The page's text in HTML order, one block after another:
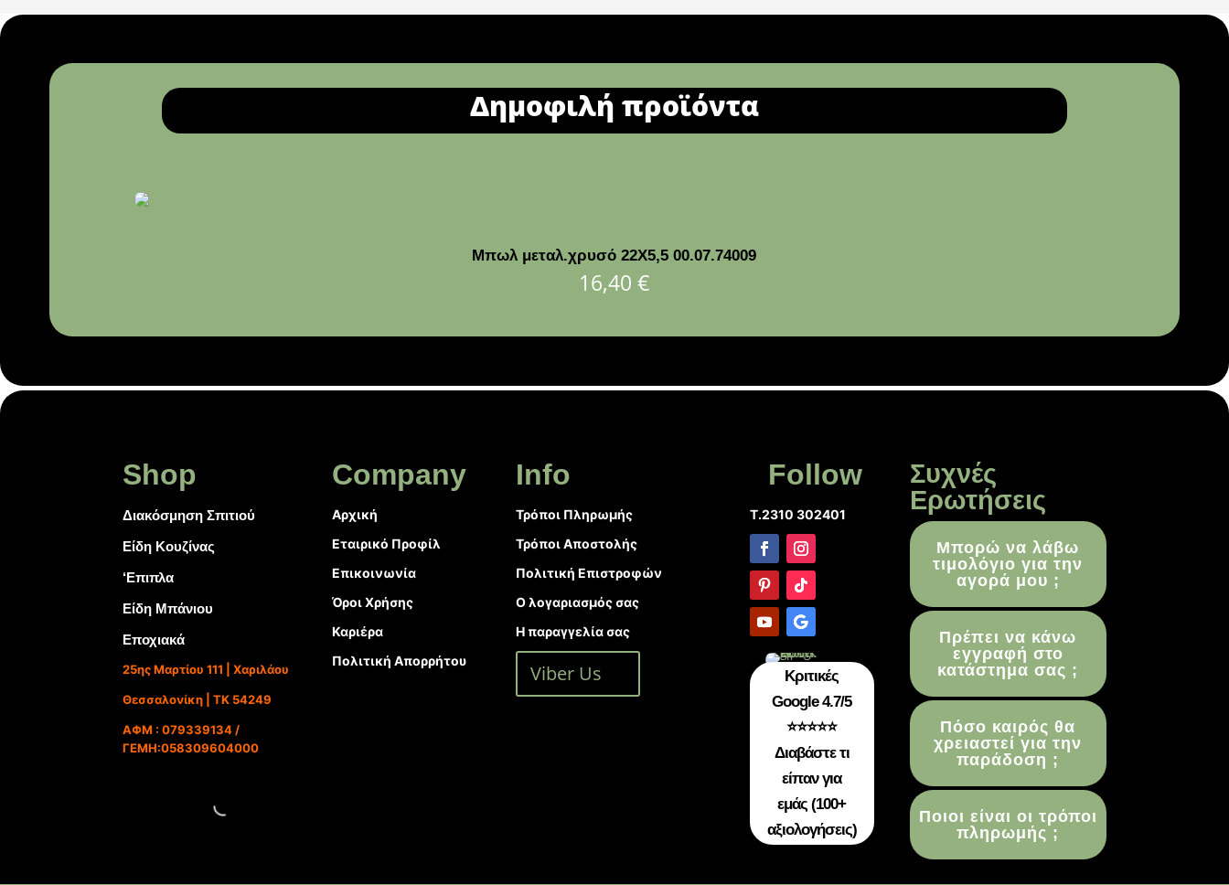
Δημοφιλή προϊόντα
Μπωλ μεταλ.χρυσό 22Χ5,5 00.07.74009
16,40 €
Shop
Διακόσμηση Σπιτιού
Είδη Κουζίνας
‘Επιπλα
Είδη Μπάνιου
Εποχιακά
25ης Μαρτίου 111 | Χαριλάου
Θεσσαλονίκη | ΤΚ 54249
ΑΦΜ : 079339134 /
ΓΕΜΗ:058309604000
Company
Αρχική
Εταιρικό Προφίλ
Επικοινωνία
Όροι Χρήσης
Καριέρα
Πολιτική Απορρήτου
Info
Τρόποι Πληρωμής
Τρόποι Αποστολής
Πολιτική Επιστροφών
Ο λογαριασμός σας
Η παραγγελία σας
Viber Us
Follow
T.2310 302401
Κριτικές
Google 4.7/5
⭐⭐⭐⭐⭐
Διαβάστε τι
είπαν για
εμάς (100+
αξιολογήσεις)
Συχνές
Ερωτήσεις
Μπορώ να λάβω
τιμολόγιο για την
αγορά μου ;
Πρέπει να κάνω
εγγραφή στο
κατάστημα σας ;
Πόσο καιρός θα
χρειαστεί για την
παράδοση ;
Ποιοι είναι οι τρόποι
πληρωμής ;